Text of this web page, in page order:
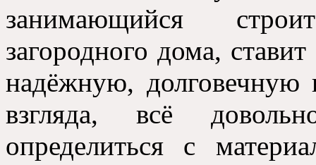
занимающийся
загородного дома,
надёжную,
взгляда, всё
определиться с